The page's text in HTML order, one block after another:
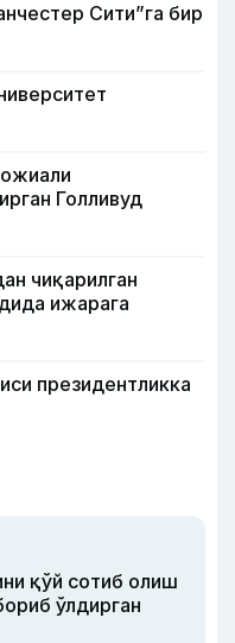
Сити”га бир
Голливуд
чиқарилган
ижарага
президентликка
қўй сотиб олиш
ўлдирган